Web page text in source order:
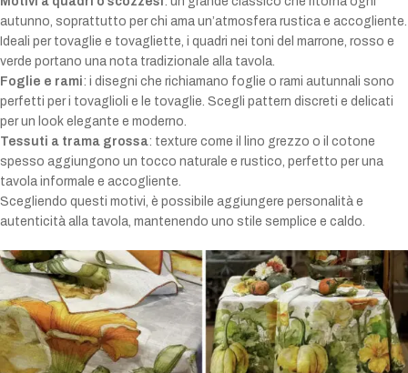
autunno, soprattutto per chi ama un’atmosfera rustica e accogliente.
Ideali per tovaglie e tovagliette, i quadri nei toni del marrone, rosso e
verde portano una nota tradizionale alla tavola.
Foglie e rami: i disegni che richiamano foglie o rami autunnali sono
perfetti per i tovaglioli e le tovaglie. Scegli pattern discreti e delicati
per un look elegante e moderno.
Tessuti a trama grossa: texture come il lino grezzo o il cotone
spesso aggiungono un tocco naturale e rustico, perfetto per una
tavola informale e accogliente.
Scegliendo questi motivi, è possibile aggiungere personalità e
autenticità alla tavola, mantenendo uno stile semplice e caldo.